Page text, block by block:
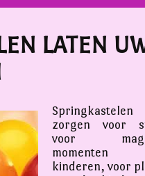
LATEN
Springkastelen
zorgen voor
voor
momenten
kinderen, voor